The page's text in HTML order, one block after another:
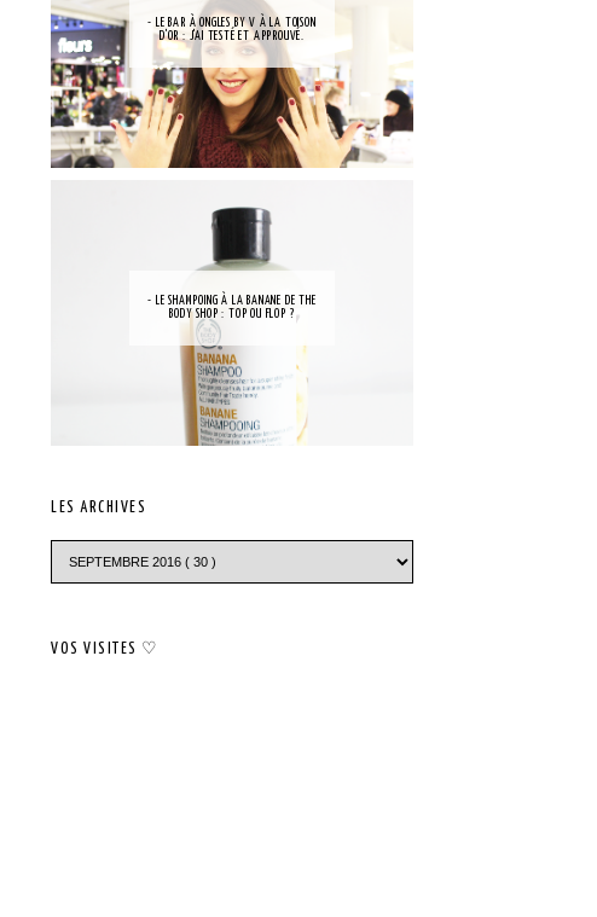
- LE BAR À ONGLES BY V À LA TOISON
D'OR : J'AI TESTÉ ET APPROUVÉ.
- LE SHAMPOING À LA BANANE DE THE
BODY SHOP : TOP OU FLOP ?
LES ARCHIVES
VOS VISITES ♡